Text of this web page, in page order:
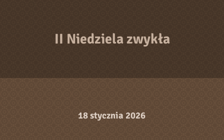
II Niedziela zwykła
18 stycznia 2026